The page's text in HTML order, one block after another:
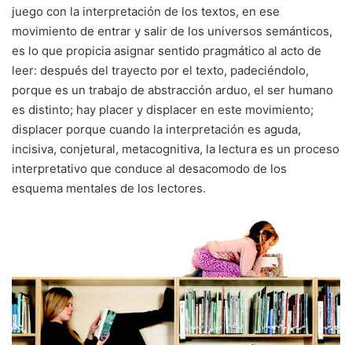
juego con la interpretación de los textos, en ese
movimiento de entrar y salir de los universos semánticos,
es lo que propicia asignar sentido pragmático al acto de
leer: después del trayecto por el texto, padeciéndolo,
porque es un trabajo de abstracción arduo, el ser humano
es distinto; hay placer y displacer en este movimiento;
displacer porque cuando la interpretación es aguda,
incisiva, conjetural, metacognitiva, la lectura es un proceso
interpretativo que conduce al desacomodo de los
esquema mentales de los lectores.